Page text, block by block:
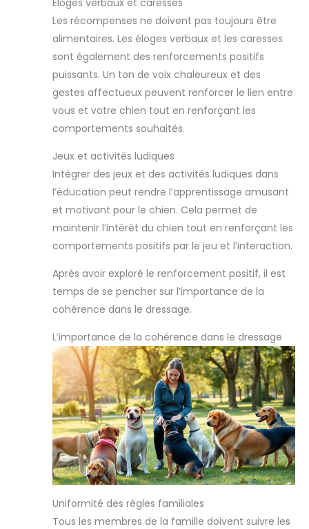
Les récompenses ne doivent pas toujours être
alimentaires. Les éloges verbaux et les caresses
sont également des renforcements positifs
puissants. Un ton de voix chaleureux et des
gestes affectueux peuvent renforcer le lien entre
vous et votre chien tout en renforçant les
comportements souhaités.
Jeux et activités ludiques
Intégrer des jeux et des activités ludiques dans
l’éducation peut rendre l’apprentissage amusant
et motivant pour le chien. Cela permet de
maintenir l’intérêt du chien tout en renforçant les
comportements positifs par le jeu et l’interaction.
Après avoir exploré le renforcement positif, il est
temps de se pencher sur l’importance de la
cohérence dans le dressage.
L’importance de la cohérence dans le dressage
Uniformité des règles familiales
Tous les membres de la famille doivent suivre les